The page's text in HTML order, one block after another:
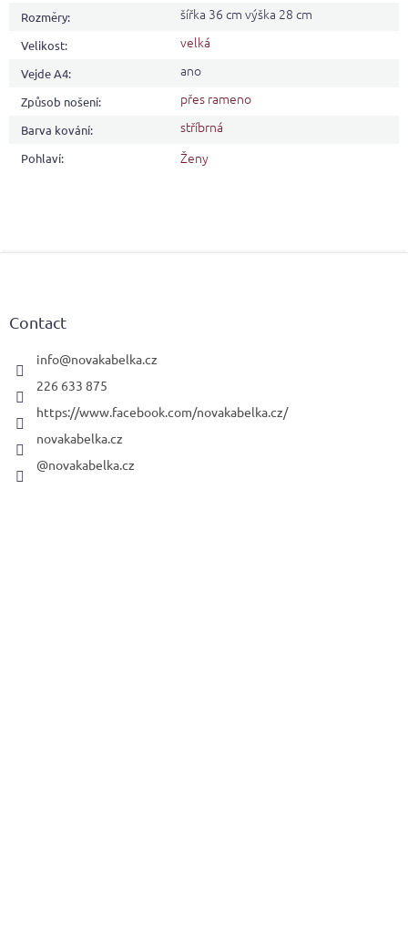
Rozměry: šířka 36 cm výška 28 cm
Velikost: velká
Vejde A4: ano
Způsob nošení: přes rameno
Barva kování: stříbrná
Pohlaví: Ženy
Contact
info@novakabelka.cz
226 633 875
https://www.facebook.com/novakabelka.cz/
novakabelka.cz
@novakabelka.cz